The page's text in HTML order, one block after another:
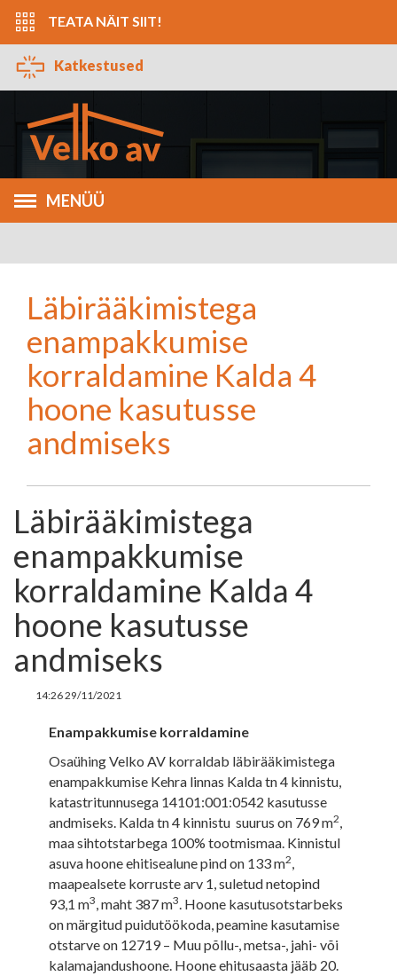
TEATA NÄIT SIIT!
Katkestused
MENÜÜ
Läbirääkimistega
enampakkumise
korraldamine Kalda 4
hoone kasutusse
andmiseks
Läbirääkimistega
enampakkumise
korraldamine Kalda 4
hoone kasutusse
andmiseks
14:26 29/11/2021
Enampakkumise korraldamine
Osaühing Velko AV korraldab läbirääkimistega
enampakkumise Kehra linnas Kalda tn 4 kinnistu,
katastritunnusega 14101:001:0542 kasutusse
andmiseks. Kalda tn 4 kinnistu suurus on 769 m2,
maa sihtotstarbega 100% tootmismaa. Kinnistul
asuva hoone ehitisealune pind on 133 m2,
maapealsete korruste arv 1, suletud netopind
93,1 m3, maht 387 m3. Hoone kasutusotstarbeks
on märgitud puidutöökoda, peamine kasutamise
otstarve on 12719 – Muu põllu-, metsa-, jahi- või
kalamajandushoone. Hoone ehitusaasta jääb 20.